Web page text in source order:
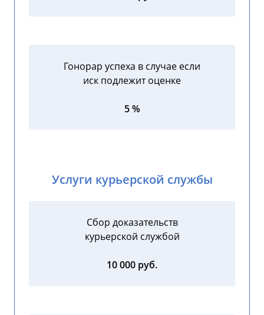
Гонорар успеха в случае если
иск подлежит оценке
5 %
Услуги курьерской службы
Сбор доказательств
курьерской службой
10 000 руб.